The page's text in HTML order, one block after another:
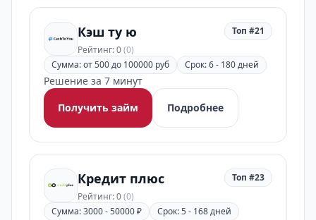
Кэш ту ю
Рейтинг: 0(0)
Топ #21
Сумма: от 500 до 100000 руб Срок: 6 - 180 дней
Решение за 7 минут
Получить займ
Подробнее
Кредит плюс
Рейтинг: 0(0)
Топ #23
Сумма: 3000 - 50000 ₽ Срок: 5 - 168 дней